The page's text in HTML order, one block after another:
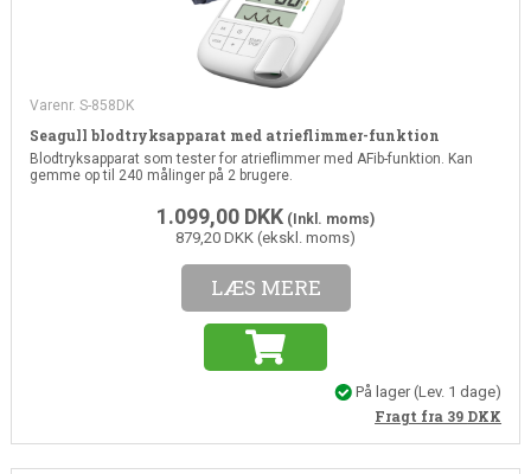
Varenr. S-858DK
Seagull blodtryksapparat med atrieflimmer-funktion
Blodtryksapparat som tester for atrieflimmer med AFib-funktion. Kan
gemme op til 240 målinger på 2 brugere.
1.099,00 DKK (Inkl. moms)
879,20 DKK (ekskl. moms)
LÆS MERE
På lager(Lev. 1 dage)
Fragt fra 39 DKK